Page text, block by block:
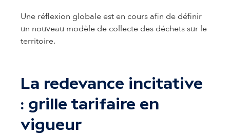
Une réflexion globale est en cours afin de définir
un nouveau modèle de collecte des déchets sur le
territoire.
La redevance incitative
: grille tarifaire en
vigueur